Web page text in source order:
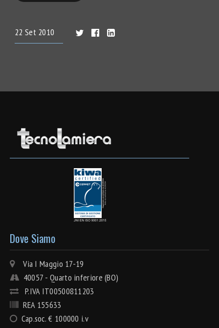
22 Set 2010
Dove Siamo
Via I Maggio 17-19
40057 - Quarto inferiore (BO)
P.IVA IT00500811203
REA 155633
Cap.soc. € 100000 i.v